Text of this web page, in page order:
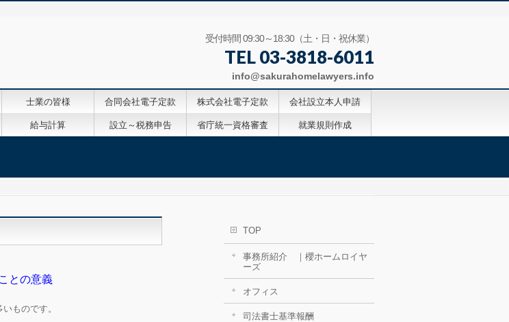
受付時間 09:30～18:30（土・日・祝休業）
TEL 03-3818-6011
info@sakurahomelawyers.info
士業の皆様 合同会社電子定款 株式会社電子定款 会社設立本人申請
給与計算 設立～税務申告 省庁統一資格審査 就業規則作成
との意義
ものです。
TOP
事務所紹介 ｜櫻ホームロイヤ
ーズ
オフィス
司法書士基準報酬